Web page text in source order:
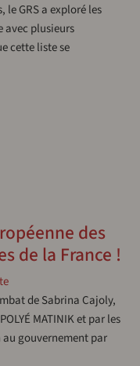
GRS a exploré les
avec plusieurs
cette liste se
des
de la France !
de Sabrina Cajoly,
MATINIK et par les
au gouvernement par